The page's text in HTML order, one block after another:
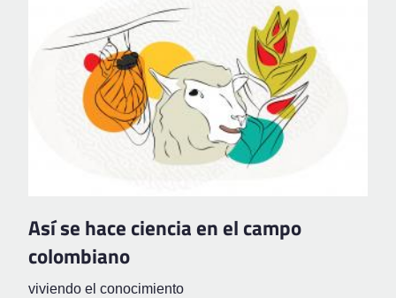
Así se hace ciencia en el campo
colombiano
viviendo el conocimiento